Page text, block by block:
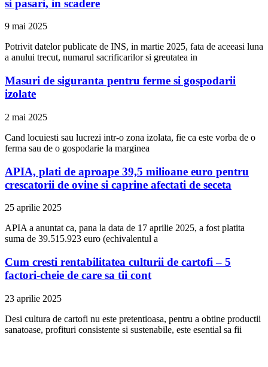
si pasari, in scadere
9 mai 2025
Potrivit datelor publicate de INS, in martie 2025, fata de aceeasi luna
a anului trecut, numarul sacrificarilor si greutatea in
Masuri de siguranta pentru ferme si gospodarii
izolate
2 mai 2025
Cand locuiesti sau lucrezi intr-o zona izolata, fie ca este vorba de o
ferma sau de o gospodarie la marginea
APIA, plati de aproape 39,5 milioane euro pentru
crescatorii de ovine si caprine afectati de seceta
25 aprilie 2025
APIA a anuntat ca, pana la data de 17 aprilie 2025, a fost platita
suma de 39.515.923 euro (echivalentul a
Cum cresti rentabilitatea culturii de cartofi – 5
factori-cheie de care sa tii cont
23 aprilie 2025
Desi cultura de cartofi nu este pretentioasa, pentru a obtine productii
sanatoase, profituri consistente si sustenabile, este esential sa fii